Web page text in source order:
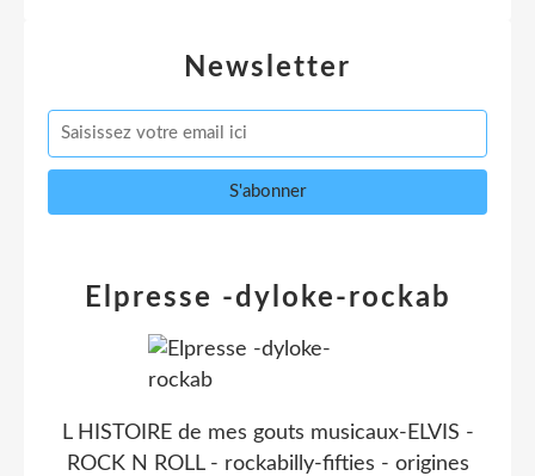
Newsletter
Elpresse -dyloke-rockab
L HISTOIRE de mes gouts musicaux-ELVIS -
ROCK N ROLL - rockabilly-fifties - origines